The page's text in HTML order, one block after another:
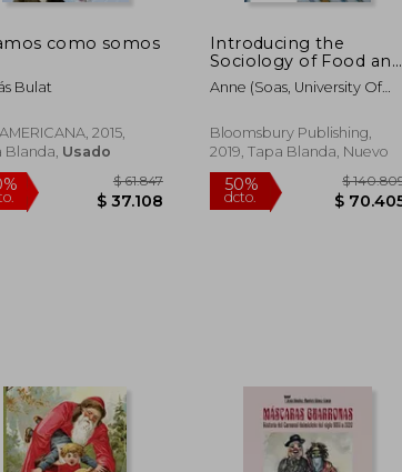
como somos
Bulat
2015,
Blanda, Usado
Introducing the
Sociology of Food and
Eating (en Inglés)
Anne (Soas, University Of
Bloomsbury Publishing,
2019, Tapa Blanda, Nuevo